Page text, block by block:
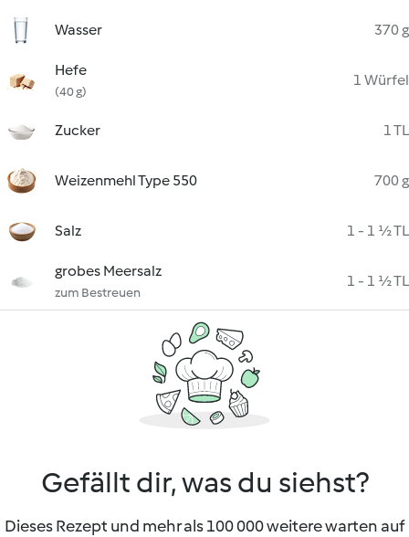
Wasser 370 g
Hefe
(40 g)
1 Würfel
Zucker 1 TL
Weizenmehl Type 550 700 g
Salz 1 - 1 ½ TL
grobes Meersalz
zum Bestreuen
1 - 1 ½ TL
Gefällt dir, was du siehst?
Dieses Rezept und mehr als 100 000 weitere warten auf